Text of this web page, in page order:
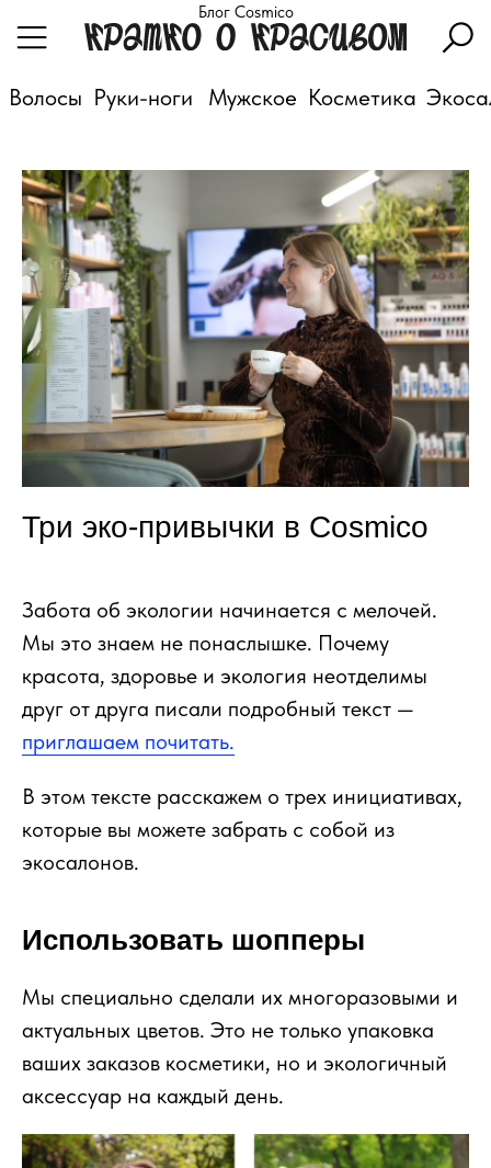
Блог Cosmico
Мужское
Руки-ноги
Волосы Косметика
Три эко-привычки в Cosmico
Забота об экологии начинается с мелочей.
Мы это знаем не понаслышке. Почему
красота, здоровье и экология неотделимы
друг от друга писали подробный текст —
приглашаем почитать.
В этом тексте расскажем о трех инициативах,
которые вы можете забрать с собой из
экосалонов.
Использовать шопперы
Мы специально сделали их многоразовыми и
актуальных цветов. Это не только упаковка
ваших заказов косметики, но и экологичный
аксессуар на каждый день.